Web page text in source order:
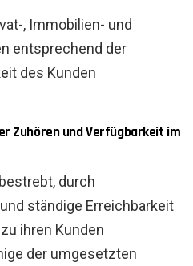
, Immobilien- und
entsprechend der
des Kunden
Zuhören und Verfügbarkeit im
durch
ständige Erreichbarkeit
ihren Kunden
der umgesetzten